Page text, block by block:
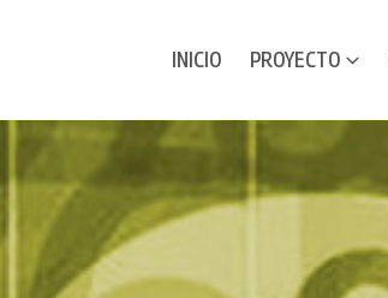
INICIO PROYECTO